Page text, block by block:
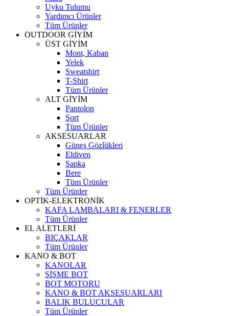
Uyku Tulumu
Yardımcı Ürünler
Tüm Ürünler
OUTDOOR GİYİM
ÜST GİYİM
Mont, Kaban
Yelek
Sweatshirt
T-Shirt
Tüm Ürünler
ALT GİYİM
Pantolon
Şort
Tüm Ürünler
AKSESUARLAR
Güneş Gözlükleri
Eldiven
Şapka
Bere
Tüm Ürünler
Tüm Ürünler
OPTİK-ELEKTRONİK
KAFA LAMBALARI & FENERLER
Tüm Ürünler
EL ALETLERİ
BIÇAKLAR
Tüm Ürünler
KANO & BOT
KANOLAR
ŞİŞME BOT
BOT MOTORU
KANO & BOT AKSESUARLARI
BALIK BULUCULAR
Tüm Ürünler